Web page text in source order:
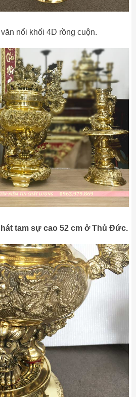
nổi khối 4D rồng cuộn.
tam sự cao 52 cm ở Thủ Đức.